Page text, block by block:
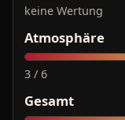
keine Wertung
Atmosphäre
3 / 6
Gesamt